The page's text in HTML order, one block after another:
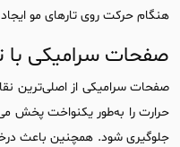
هنگام حرکت روی تارهای مو
صفحات سرامیکی با
صفحات سرامیکی از اصلی‌ترین
حرارت را به‌طور یکنواخت پخش
جلوگیری شود. همچنین باعث